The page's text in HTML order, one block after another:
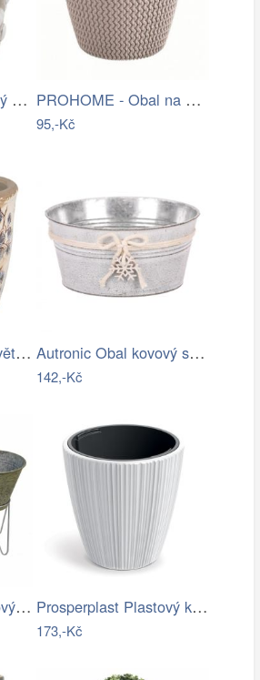
Šedý antik cementový obal na květináč… PROHOME - Obal na květináč SPLOFY 16cm…
95,-Kč
Keramický obal na květináč s modrými… Autronic Obal kovový s dřevěnou vločkou…
142,-Kč
2ks dekorační plechový antik obal na… Prosperplast Plastový květináč OROS…
173,-Kč